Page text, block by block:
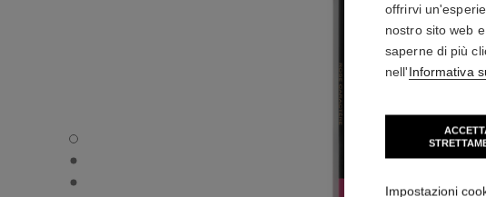
LE CRAYON LÈVRES - Immagine predefinita
LE CRAYON LÈVRES - Vista alternativa 1
LE CRAYON LÈVRES - Immagine basic texture
offrirvi
nostro sito web
saperne di più
nell'Informativa
Impostazioni